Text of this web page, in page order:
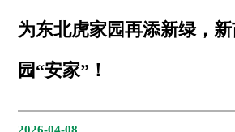
为东北虎家园再添新绿，
园“安家”！
2026-04-08